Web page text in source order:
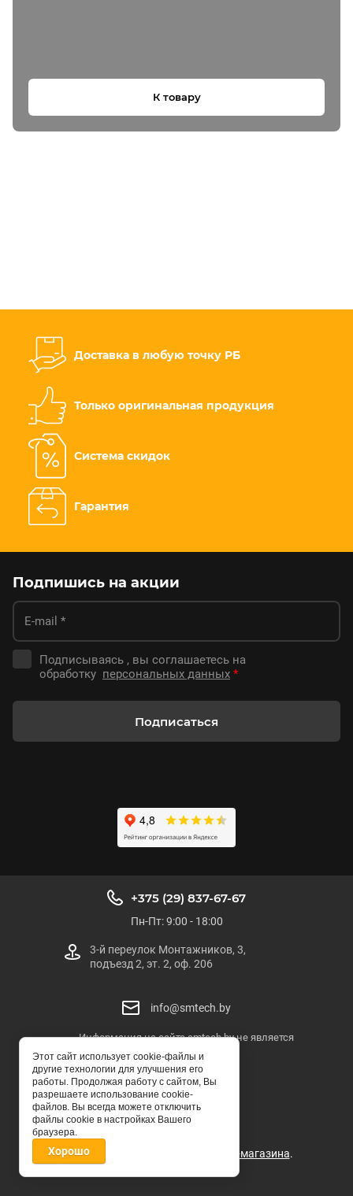
К товару
Доставка в любую точку РБ
Только оригинальная продукция
Система скидок
Гарантия
Подпишись на акции
Подписываясь , вы соглашаетесь на
обработку персональных данных *
Подписаться
SMTECH.BY
© ООО "СМТЕХ-БЕЛ"
+375 (29) 837-67-67
Пн-Пт: 9:00 - 18:00
3-й переулок Монтажников, 3,
подъезд 2, эт. 2, оф. 206
info@smtech.by
Информация на сайте smtech.by не является
публичной офертой
Мegagroup.by - создание интернет-магазина.
Этот сайт использует cookie-файлы и
другие технологии для улучшения его
работы. Продолжая работу с сайтом, Вы
разрешаете использование cookie-
файлов. Вы всегда можете отключить
файлы cookie в настройках Вашего
браузера.
Хорошо